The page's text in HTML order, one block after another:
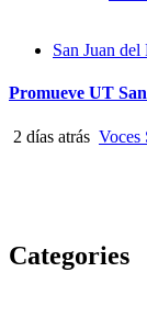
San Juan del
Promueve UT
2 días atrás Voces
Categories